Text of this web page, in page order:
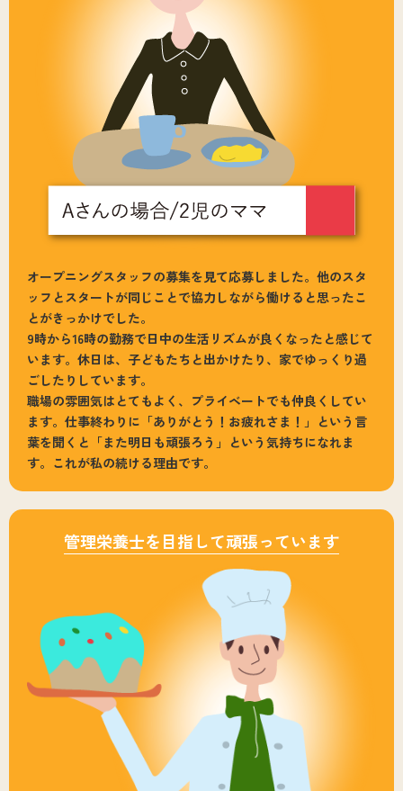
オープニングスタッフの募集を見て応募しました。他のスタ
ッフとスタートが同じことで協力しながら働けると思ったこ
とがきっかけでした。
9時から16時の勤務で日中の生活リズムが良くなったと感じて
います。休日は、子どもたちと出かけたり、家でゆっくり過
ごしたりしています。
職場の雰囲気はとてもよく、プライベートでも仲良くしてい
ます。仕事終わりに「ありがとう！お疲れさま！」という言
葉を聞くと「また明日も頑張ろう」という気持ちになれま
す。これが私の続ける理由です。
管理栄養士を目指して頑張っています